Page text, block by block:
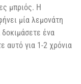
μπριός. Η
μία λεμονάτη
ένα
αυτό για 1-2 χρόνια